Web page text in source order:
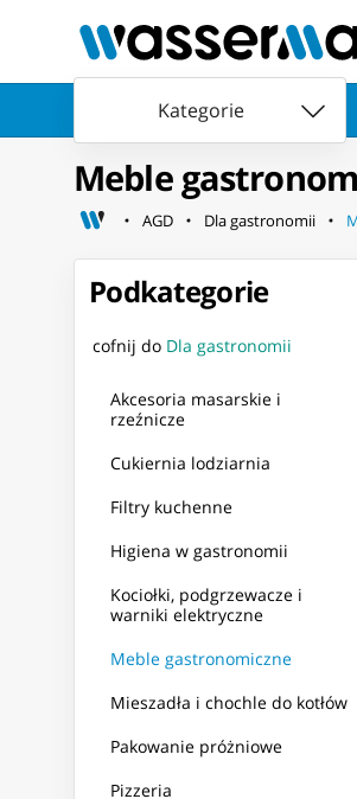
Kategorie
Meble
AGD Dla gastronomii
Podkategorie
cofnij do Dla gastronomii
Akcesoria masarskie i
rzeźnicze
Cukiernia lodziarnia
Filtry kuchenne
Higiena w gastronomii
Kociołki, podgrzewacze i
warniki elektryczne
Meble gastronomiczne
Mieszadła i chochle do kotłów
Pakowanie próżniowe
Pizzeria